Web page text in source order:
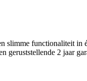
slimme functionaliteit
geruststellende 2 jaar